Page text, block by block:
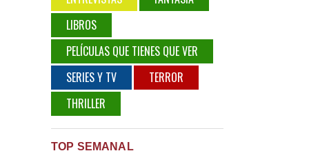
LIBROS
PELÍCULAS QUE TIENES QUE VER
SERIES Y TV
TERROR
THRILLER
TOP SEMANAL